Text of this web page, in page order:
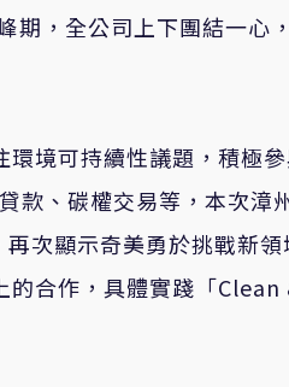
期，全公司上下團結一心
環境可持續性議題，積極
款、碳權交易等，本次漳
次顯示奇美勇於挑戰新
的合作，具體實踐「